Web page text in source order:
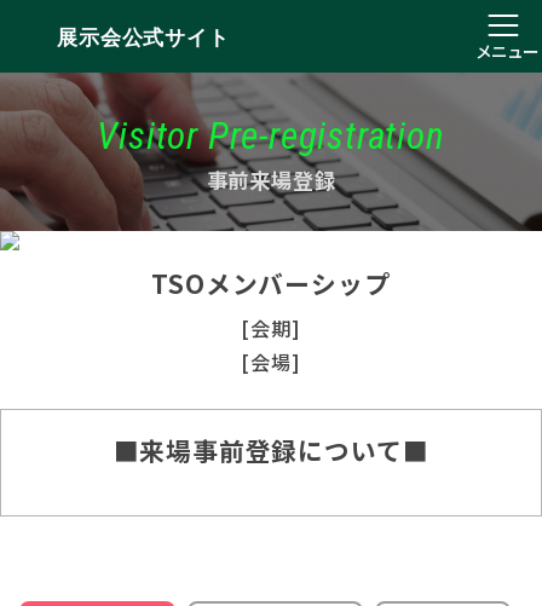
展示会公式サイト
メニュー
Visitor Pre-registration
事前来場登録
TSOメンバーシップ
[会期]
[会場]
■来場事前登録について■